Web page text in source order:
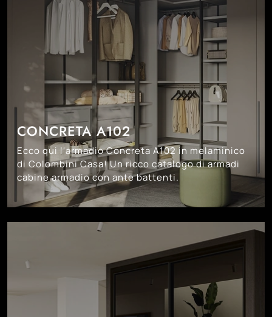
CONCRETA A102
Ecco qui l'armadio Concreta A102 in melaminico
di Colombini Casa! Un ricco catalogo di armadi
cabine armadio con ante battenti.